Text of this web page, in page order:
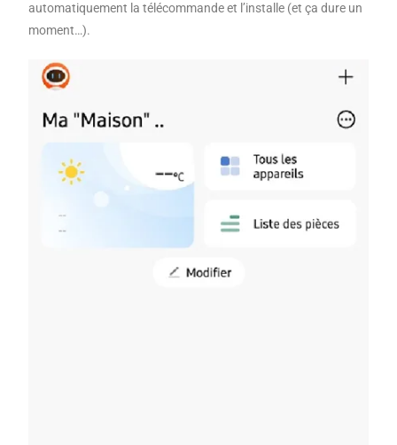
automatiquement la télécommande et l’installe (et ça dure un
moment…).